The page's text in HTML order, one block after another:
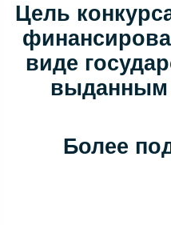
Цель
виде
выданным
Более